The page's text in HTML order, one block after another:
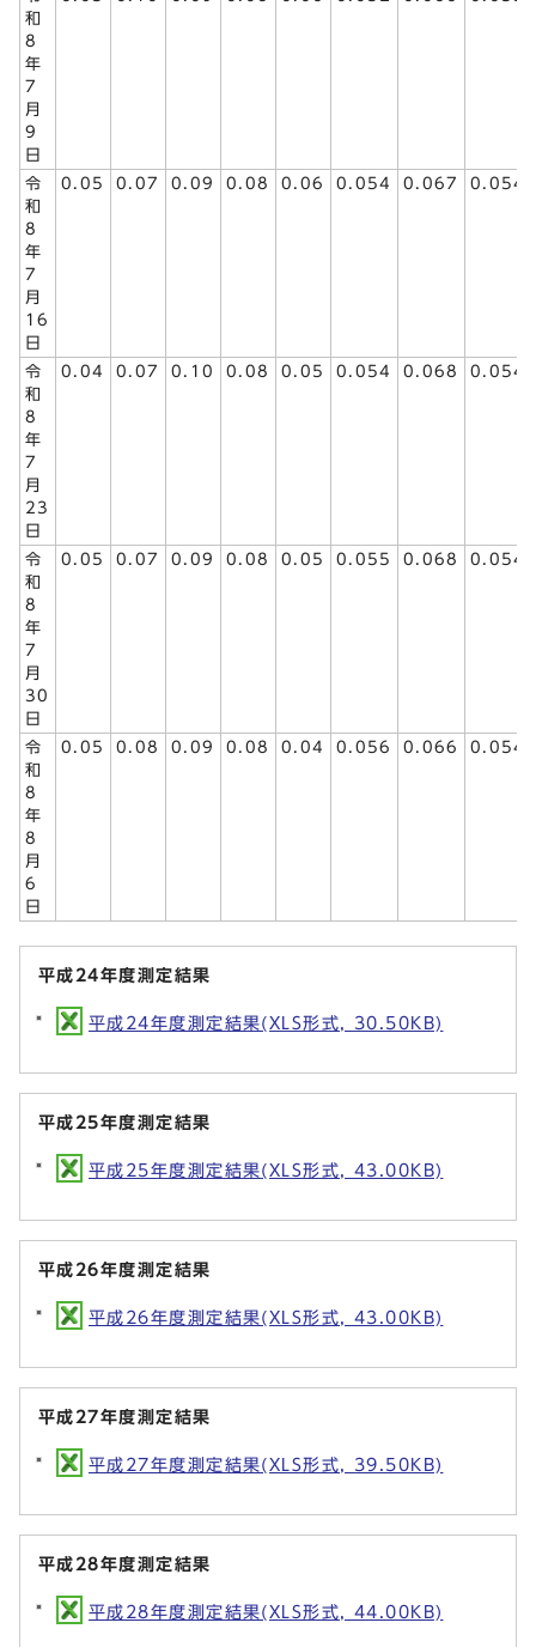
和
8
年
7
月
9
日
令
和
8
年
7
月
16
日
0.05 0.07 0.09 0.08 0.06 0.054 0.067 0.054
令
和
8
年
7
月
23
日
0.04 0.07 0.10 0.08 0.05 0.054 0.068 0.054
令
和
8
年
7
月
30
日
0.05 0.07 0.09 0.08 0.05 0.055 0.068 0.054
令
和
8
年
8
月
6
日
0.05 0.08 0.09 0.08 0.04 0.056 0.066 0.054
平成24年度測定結果
平成24年度測定結果(XLS形式, 30.50KB)
平成25年度測定結果
平成25年度測定結果(XLS形式, 43.00KB)
平成26年度測定結果
平成26年度測定結果(XLS形式, 43.00KB)
平成27年度測定結果
平成27年度測定結果(XLS形式, 39.50KB)
平成28年度測定結果
平成28年度測定結果(XLS形式, 44.00KB)